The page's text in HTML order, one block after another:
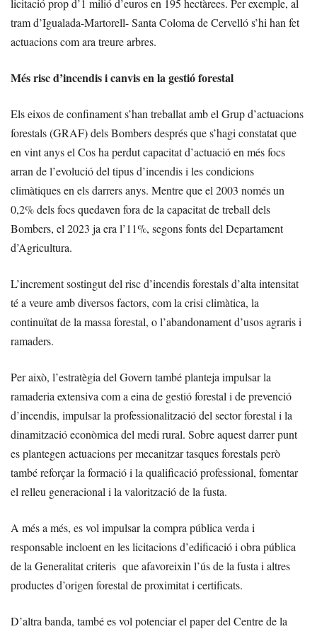
tram d’Igualada-Martorell- Santa Coloma de Cervelló s’hi han fet
actuacions com ara treure arbres.
Més risc d’incendis i canvis en la gestió forestal
Els eixos de confinament s’han treballat amb el Grup d’actuacions
forestals (GRAF) dels Bombers després que s’hagi constatat que
en vint anys el Cos ha perdut capacitat d’actuació en més focs
arran de l’evolució del tipus d’incendis i les condicions
climàtiques en els darrers anys. Mentre que el 2003 només un
0,2% dels focs quedaven fora de la capacitat de treball dels
Bombers, el 2023 ja era l’11%, segons fonts del Departament
d’Agricultura.
L’increment sostingut del risc d’incendis forestals d’alta intensitat
té a veure amb diversos factors, com la crisi climàtica, la
continuïtat de la massa forestal, o l’abandonament d’usos agraris i
ramaders.
Per això, l’estratègia del Govern també planteja impulsar la
ramaderia extensiva com a eina de gestió forestal i de prevenció
d’incendis, impulsar la professionalització del sector forestal i la
dinamització econòmica del medi rural. Sobre aquest darrer punt
es plantegen actuacions per mecanitzar tasques forestals però
també reforçar la formació i la qualificació professional, fomentar
el relleu generacional i la valorització de la fusta.
A més a més, es vol impulsar la compra pública verda i
responsable incloent en les licitacions d’edificació i obra pública
de la Generalitat criteris que afavoreixin l’ús de la fusta i altres
productes d’origen forestal de proximitat i certificats.
D’altra banda, també es vol potenciar el paper del Centre de la